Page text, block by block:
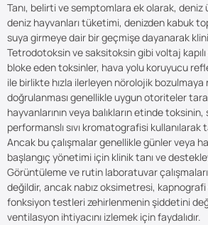
Tanı, belirti ve semptomlara ek olarak, deniz
deniz hayvanları tüketimi, denizden kabuk
suya girmeye dair bir geçmişe dayanarak
Tetrodotoksin ve saksitoksin gibi voltaj kapılı
bloke eden toksinler, hava yolu koruyucu
ile birlikte hızla ilerleyen nörolojik bozulmaya
doğrulanması genellikle uygun otoriteler
hayvanlarının veya balıkların etinde toksinin,
performanslı sıvı kromatografisi kullanılarak
Ancak bu çalışmalar genellikle günler veya
başlangıç yönetimi için klinik tanı ve
Görüntüleme ve rutin laboratuvar
değildir, ancak nabız oksimetresi,
fonksiyon testleri zehirlenmenin şiddetini
ventilasyon ihtiyacını izlemek için faydalıdır.